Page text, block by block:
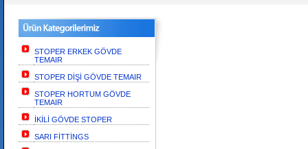
STOPER ERKEK GÖVDE
TEMAIR
STOPER DİŞİ GÖVDE TEMAIR
STOPER HORTUM GÖVDE
TEMAIR
İKİLİ GÖVDE STOPER
SARI FİTTİNGS